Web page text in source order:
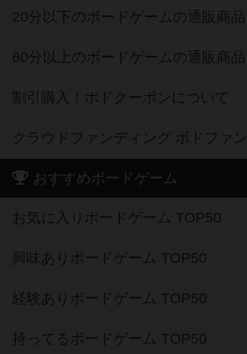
20分以下のボードゲームの通販商品
60分以上のボードゲームの通販商品
割引購入！ボドクーポンについて
クラウドファンディング ボドファン
おすすめボードゲーム
お気に入りボードゲーム TOP50
興味ありボードゲーム TOP50
経験ありボードゲーム TOP50
持ってるボードゲーム TOP50